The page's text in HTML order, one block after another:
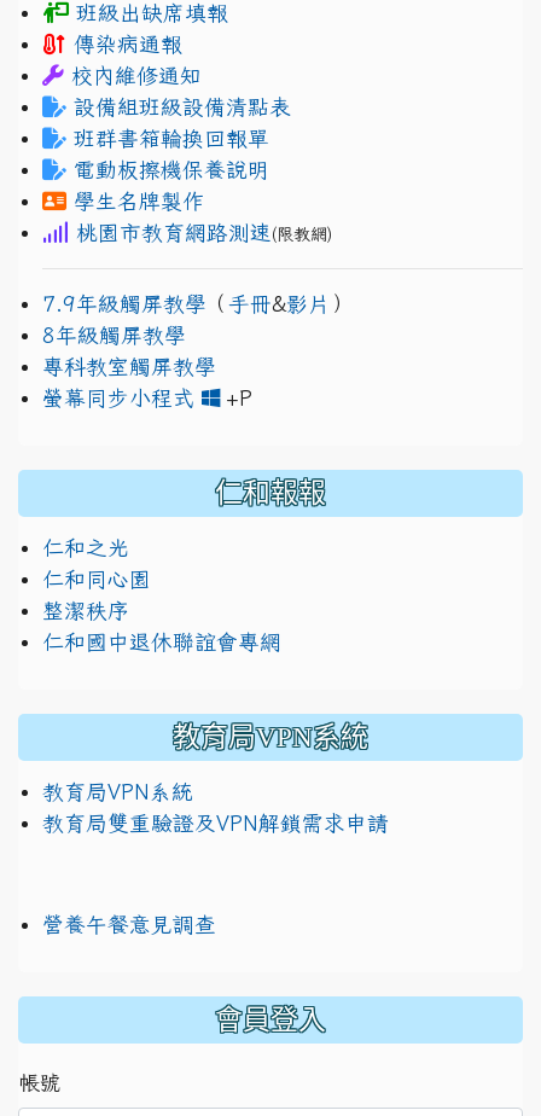
班級出缺席填報
傳染病通報
校內維修通知
設備組班級設備清點表
班群書箱輪換回報單
電動板擦機保養說明
學生名牌製作
桃園市教育網路測速 (限教網)
7.9年級觸屏教學 （ 手冊&影片 ）
8年級觸屏教學
專科教室觸屏教學
螢幕同步小程式
+P
仁和報報
仁和之光
仁和同心園
整潔秩序
仁和國中退休聯誼會專網
教育局VPN系統
教育局VPN系統
教育局雙重驗證及VPN解鎖需求申請
營養午餐意見調查
會員登入
帳號